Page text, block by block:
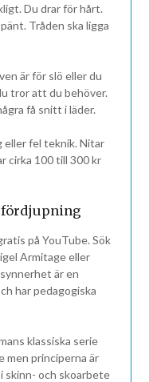
Du drar för hårt.
Tråden ska ligga
är för slö eller du
tror att du behöver.
få snitt i läder.
eller fel teknik. Nitar
cirka 100 till 300 kr
fördjupning
på YouTube. Sök
Armitage eller
är en
har pedagogiska
klassiska serie
men principerna är
skinn- och skoarbete